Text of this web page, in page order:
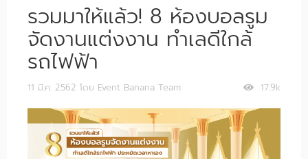
รวมมาให้แล้ว! 8 ห้องบอลรูม
จัดงานแต่งงาน ทำเลดีใกล้
รถไฟฟ้า
17.9k
11 มี.ค. 2562 โดย Event Banana Team